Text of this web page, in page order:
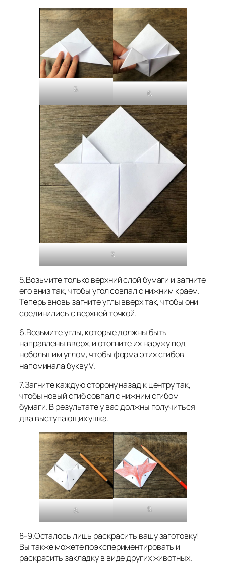
5. 6.
7.
5.Возьмите только верхний слой бумаги и загните
его вниз так, чтобы угол совпал с нижним краем.
Теперь вновь загните углы вверх так, чтобы они
соединились с верхней точкой.
6.Возьмите углы, которые должны быть
направлены вверх, и отогните их наружу под
небольшим углом, чтобы форма этих сгибов
напоминала букву V.
7.Загните каждую сторону назад к центру так,
чтобы новый сгиб совпал с нижним сгибом
бумаги. В результате у вас должны получиться
два выступающих ушка.
8. 9.
8-9.Осталось лишь раскрасить вашу заготовку!
Вы также можете поэкспериментировать и
раскрасить закладку в виде других животных.